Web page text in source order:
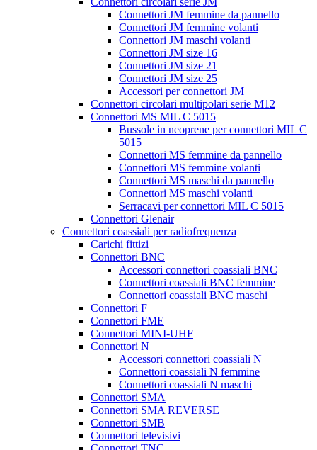
Connettori JM femmine da pannello
Connettori JM femmine volanti
Connettori JM maschi volanti
Connettori JM size 16
Connettori JM size 21
Connettori JM size 25
Accessori per connettori JM
Connettori circolari multipolari serie M12
Connettori MS MIL C 5015
Bussole in neoprene per connettori MIL C
5015
Connettori MS femmine da pannello
Connettori MS femmine volanti
Connettori MS maschi da pannello
Connettori MS maschi volanti
Serracavi per connettori MIL C 5015
Connettori Glenair
Connettori coassiali per radiofrequenza
Carichi fittizi
Connettori BNC
Accessori connettori coassiali BNC
Connettori coassiali BNC femmine
Connettori coassiali BNC maschi
Connettori F
Connettori FME
Connettori MINI-UHF
Connettori N
Accessori connettori coassiali N
Connettori coassiali N femmine
Connettori coassiali N maschi
Connettori SMA
Connettori SMA REVERSE
Connettori SMB
Connettori televisivi